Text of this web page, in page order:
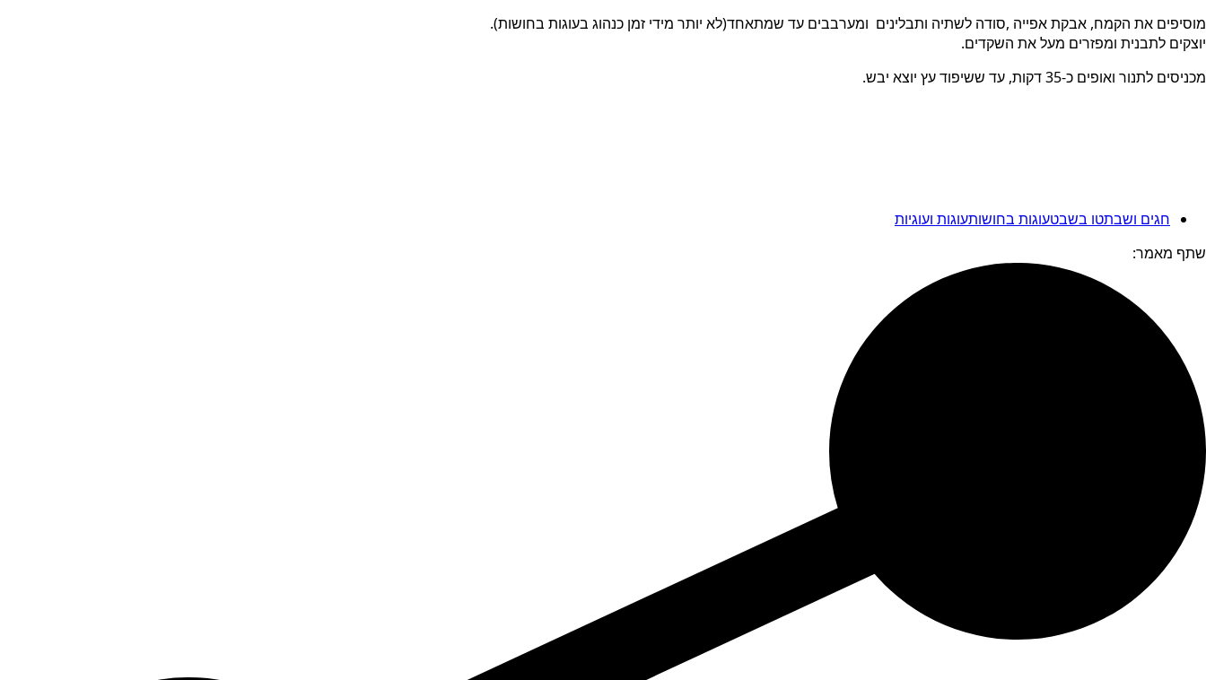
מוסיפים את הקמח, אבקת אפייה ,סודה לשתיה ותבלינים ומערבבים עד שמתאחד(לא יותר מידי זמן כנהוג בעוגות בחושות).
יוצקים לתבנית ומפזרים מעל את השקדים.
מכניסים לתנור ואופים כ-35 דקות, עד ששיפוד עץ יוצא יבש.
חגים ושבתטו בשבטעוגות בחושותעוגות ועוגיות
שתף מאמר: